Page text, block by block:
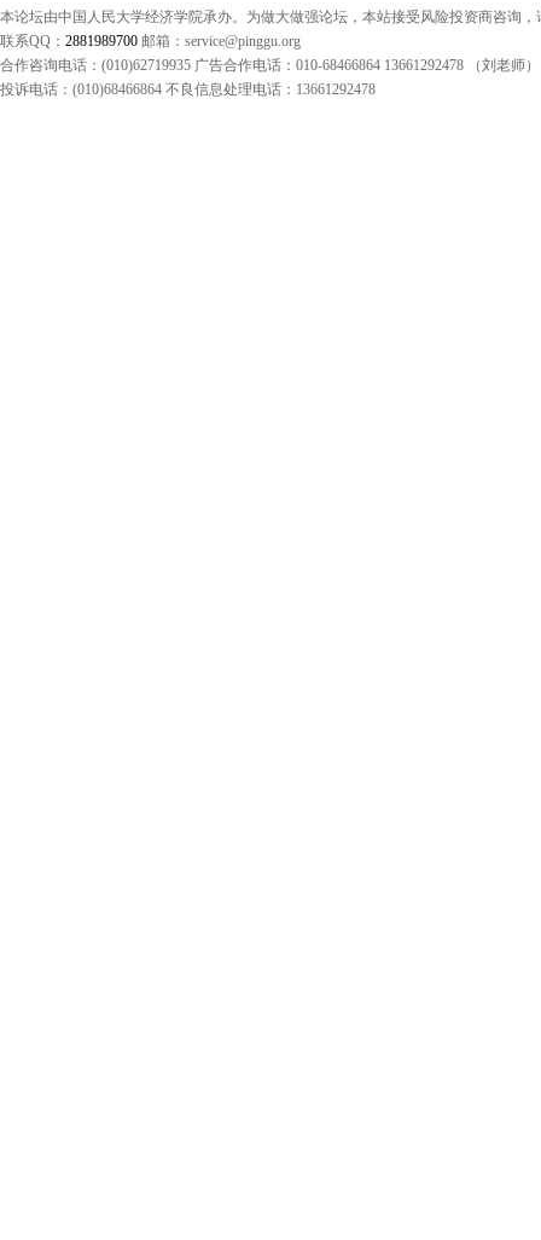
本论坛由中国人民大学经济学院承办。为做大做强论坛，本站接受风险投资商咨询，
联系QQ： 2881989700 邮箱：service@pinggu.org
合作咨询电话：(010)62719935 广告合作电话：010-68466864 13661292478 （刘老师）
投诉电话：(010)68466864 不良信息处理电话：13661292478